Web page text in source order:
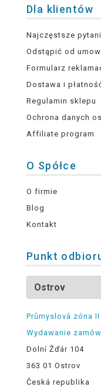
Dla klientów
Najczęstsze
Odstąpić od
Formularz
Dostawa i
Regulamin sklepu
Ochrona danych
Affiliate program
O Spółce
O firmie
Blog
Kontakt
Punkt
Průmyslová zóna
Wydawanie
Dolní Žďár 104
363 01 Ostrov
Česká republika